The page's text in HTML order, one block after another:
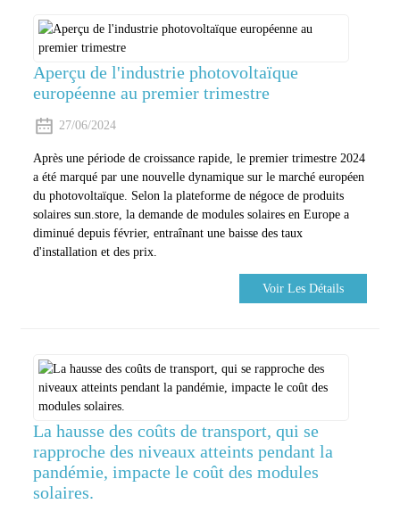
Aperçu de l'industrie photovoltaïque
européenne au premier trimestre
27/06/2024
Après une période de croissance rapide, le premier trimestre 2024
a été marqué par une nouvelle dynamique sur le marché européen
du photovoltaïque. Selon la plateforme de négoce de produits
solaires sun.store, la demande de modules solaires en Europe a
diminué depuis février, entraînant une baisse des taux
d'installation et des prix.
Voir Les Détails
La hausse des coûts de transport, qui se
rapproche des niveaux atteints pendant la
pandémie, impacte le coût des modules
solaires.